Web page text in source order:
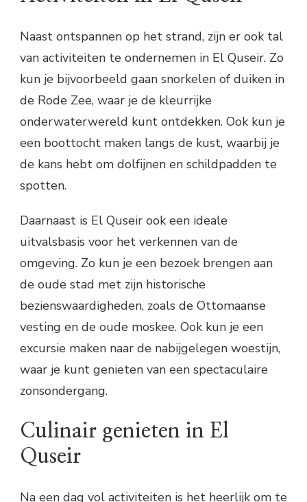
Naast ontspannen op het strand, zijn er ook tal
van activiteiten te ondernemen in El Quseir. Zo
kun je bijvoorbeeld gaan snorkelen of duiken in
de Rode Zee, waar je de kleurrijke
onderwaterwereld kunt ontdekken. Ook kun je
een boottocht maken langs de kust, waarbij je
de kans hebt om dolfijnen en schildpadden te
spotten.
Daarnaast is El Quseir ook een ideale
uitvalsbasis voor het verkennen van de
omgeving. Zo kun je een bezoek brengen aan
de oude stad met zijn historische
bezienswaardigheden, zoals de Ottomaanse
vesting en de oude moskee. Ook kun je een
excursie maken naar de nabijgelegen woestijn,
waar je kunt genieten van een spectaculaire
zonsondergang.
Culinair genieten in El
Quseir
Na een dag vol activiteiten is het heerlijk om te